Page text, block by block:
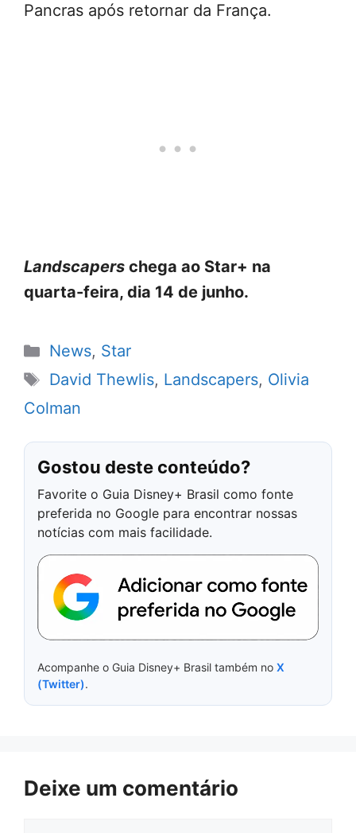
Pancras após retornar da França.
Landscapers chega ao Star+ na
quarta-feira, dia 14 de junho.
Categorias
News, Star
Tags
David Thewlis, Landscapers, Olivia
Colman
Gostou deste conteúdo?
Favorite o Guia Disney+ Brasil como fonte
preferida no Google para encontrar nossas
notícias com mais facilidade.
Acompanhe o Guia Disney+ Brasil também no X
(Twitter).
Deixe um comentário